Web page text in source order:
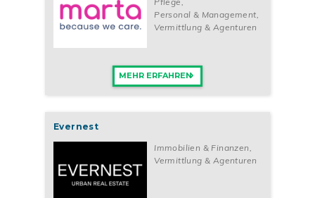
Personal & Management,
Vermittlung & Agenturen
MEHR ERFAHREN
Evernest
Immobilien & Finanzen
Vermittlung & Agenturen